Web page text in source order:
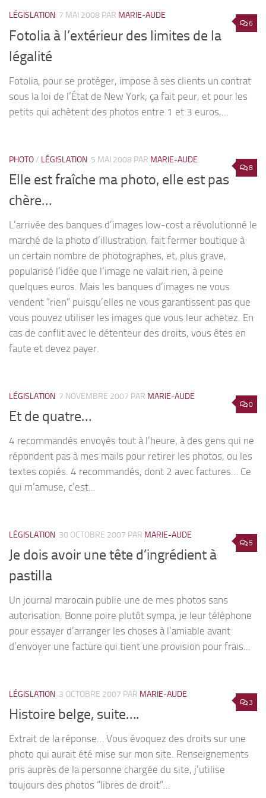
6
LÉGISLATION 7 MAI 2008 PAR MARIE-AUDE
Fotolia à l’extérieur des limites de la
légalité
Fotolia, pour se protéger, impose à ses clients un contrat
sous la loi de l’État de New York, ça fait peur, et pour les
petits qui achètent des photos entre 1 et 3 euros,...
8
PHOTO/ LÉGISLATION 5 MAI 2008 PAR MARIE-AUDE
Elle est fraîche ma photo, elle est pas
chère…
L’arrivée des banques d’images low-cost a révolutionné le
marché de la photo d’illustration, fait fermer boutique à
un certain nombre de photographes, et, plus grave,
popularisé l’idée que l’image ne valait rien, à peine
quelques euros. Mais les banques d’images ne vous
vendent “rien” puisqu’elles ne vous garantissent pas que
vous pouvez utiliser les images que vous leur achetez. En
cas de conflit avec le détenteur des droits, vous êtes en
faute et devez payer.
0
LÉGISLATION 7 NOVEMBRE 2007 PAR MARIE-AUDE
Et de quatre…
4 recommandés envoyés tout à l’heure, à des gens qui ne
répondent pas à mes mails pour retirer les photos, ou les
textes copiés. 4 recommandés, dont 2 avec factures… Ce
qui m’amuse, c’est...
5
LÉGISLATION 30 OCTOBRE 2007 PAR MARIE-AUDE
Je dois avoir une tête d’ingrédient à
pastilla
Un journal marocain publie une de mes photos sans
autorisation. Bonne poire plutôt sympa, je leur téléphone
pour essayer d’arranger les choses à l’amiable avant
d’envoyer une facture qui tient une provision pour frais...
3
LÉGISLATION 3 OCTOBRE 2007 PAR MARIE-AUDE
Histoire belge, suite….
Extrait de la réponse… Vous évoquez des droits sur une
photo qui aurait été mise sur mon site. Renseignements
pris auprès de la personne chargée du site, j’utilise
toujours des photos “libres de droit”...